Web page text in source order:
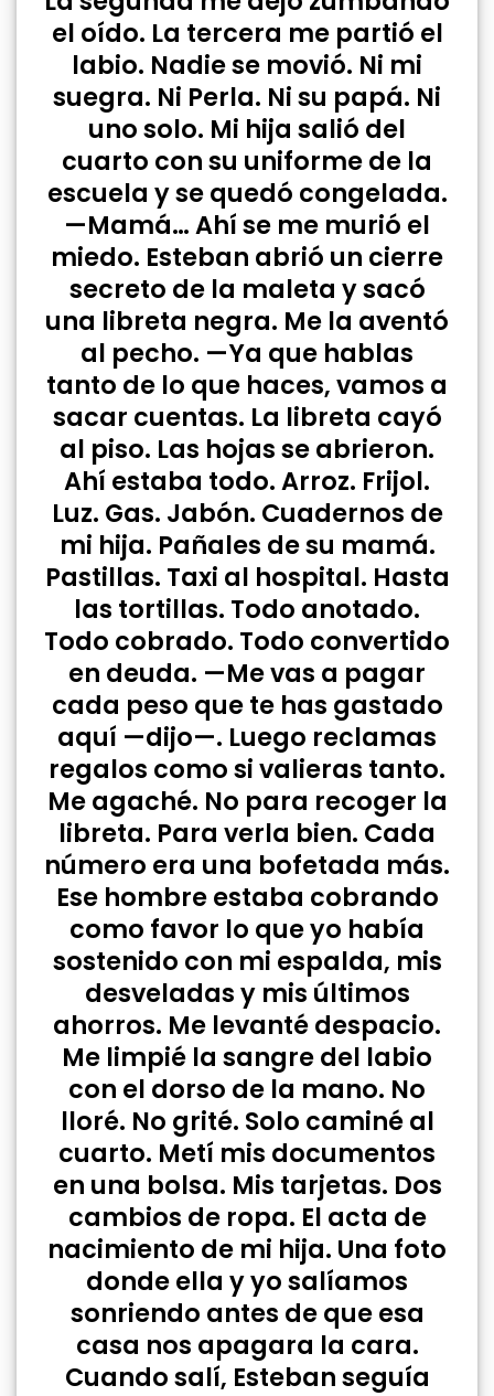
el oído. La tercera me partió el
labio. Nadie se movió. Ni mi
suegra. Ni Perla. Ni su papá. Ni
uno solo. Mi hija salió del
cuarto con su uniforme de la
escuela y se quedó congelada.
—Mamá… Ahí se me murió el
miedo. Esteban abrió un cierre
secreto de la maleta y sacó
una libreta negra. Me la aventó
al pecho. —Ya que hablas
tanto de lo que haces, vamos a
sacar cuentas. La libreta cayó
al piso. Las hojas se abrieron.
Ahí estaba todo. Arroz. Frijol.
Luz. Gas. Jabón. Cuadernos de
mi hija. Pañales de su mamá.
Pastillas. Taxi al hospital. Hasta
las tortillas. Todo anotado.
Todo cobrado. Todo convertido
en deuda. —Me vas a pagar
cada peso que te has gastado
aquí —dijo—. Luego reclamas
regalos como si valieras tanto.
Me agaché. No para recoger la
libreta. Para verla bien. Cada
número era una bofetada más.
Ese hombre estaba cobrando
como favor lo que yo había
sostenido con mi espalda, mis
desveladas y mis últimos
ahorros. Me levanté despacio.
Me limpié la sangre del labio
con el dorso de la mano. No
lloré. No grité. Solo caminé al
cuarto. Metí mis documentos
en una bolsa. Mis tarjetas. Dos
cambios de ropa. El acta de
nacimiento de mi hija. Una foto
donde ella y yo salíamos
sonriendo antes de que esa
casa nos apagara la cara.
Cuando salí, Esteban seguía